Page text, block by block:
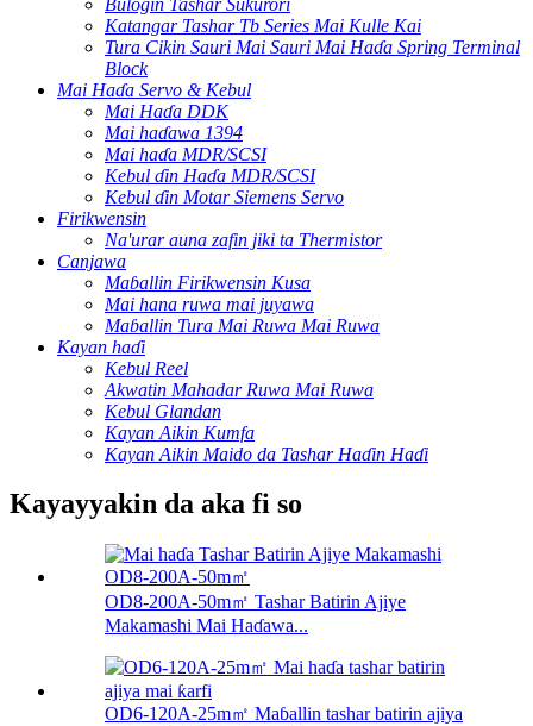
Katangar Tashar Tb Series Mai Kulle Kai
Tura Cikin Sauri Mai Sauri Mai Haɗa Spring Terminal
Block
Mai Haɗa Servo & Kebul
Mai Haɗa DDK
Mai haɗawa 1394
Mai haɗa MDR/SCSI
Kebul ɗin Haɗa MDR/SCSI
Kebul ɗin Motar Siemens Servo
Firikwensin
Na'urar auna zafin jiki ta Thermistor
Canjawa
Maɓallin Firikwensin Kusa
Mai hana ruwa mai juyawa
Maɓallin Tura Mai Ruwa Mai Ruwa
Kayan haɗi
Kebul Reel
Akwatin Mahadar Ruwa Mai Ruwa
Kebul Glandan
Kayan Aikin Kumfa
Kayan Aikin Maido da Tashar Haɗin Haɗi
Kayayyakin da aka fi so
OD8-200A-50m㎡ Tashar Batirin Ajiye
Makamashi Mai Haɗawa...
OD6-120A-25m㎡ Maɓallin tashar batirin ajiya